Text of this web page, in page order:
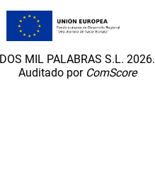
DOS MIL PALABRAS S.L. 2026.
Auditado por ComScore